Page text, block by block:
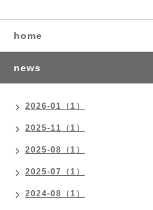
home
news
2026-01（1）
2025-11（1）
2025-08（1）
2025-07（1）
2024-08（1）